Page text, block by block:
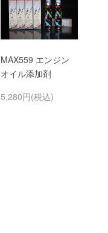
MAX559 エンジン
オイル添加剤
5,280円(税込)